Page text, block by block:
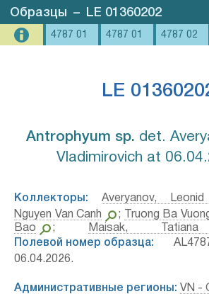
Образцы – LE 01360202
4787 01 4787 01 4787 02
LE
Antrophyum sp.⁣ det.
Vladimirovich at
Коллекторы: Averyanov, Leonid
Nguyen Van Canh
; Truong Ba
Bao
;
Maisak, Tatiana
Полевой номер образца:
06.04.2026.
Административные регионы: VN -